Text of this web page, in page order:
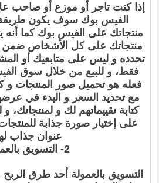
إذا كنت تاجر أو موزع أو صاحب
الفيس بوك سوف يكون
منتجاتك على الفيس بوك كما أنه
منتجاتك على كل الأشخاص
تحدده و ليس على متابعيك أو
فقط، و للبيع من خلال سوق
فعله هو تحميل صور المنتجات و
مع تحديد السعر و البدء في
كتابة تقييماتهم لك و
على إختيار صورة جذابة
عنوان جذاب
2- التسويق بالعمولة
التسويق بالعمولة أحد طرق